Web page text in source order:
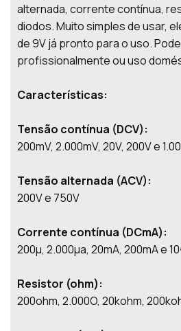
alternada, corrente contínua,
diodos. Muito simples de usar,
de 9V já pronto para o uso.
profissionalmente ou uso
Características:
Tensão contínua (DCV):
200mV, 2.000mV, 20V, 200V e
Tensão alternada (ACV):
200V e 750V
Corrente contínua (DCmA):
200µ, 2.000µa, 20mA, 200mA e
Resistor (ohm):
200ohm, 2.000O, 20kohm,